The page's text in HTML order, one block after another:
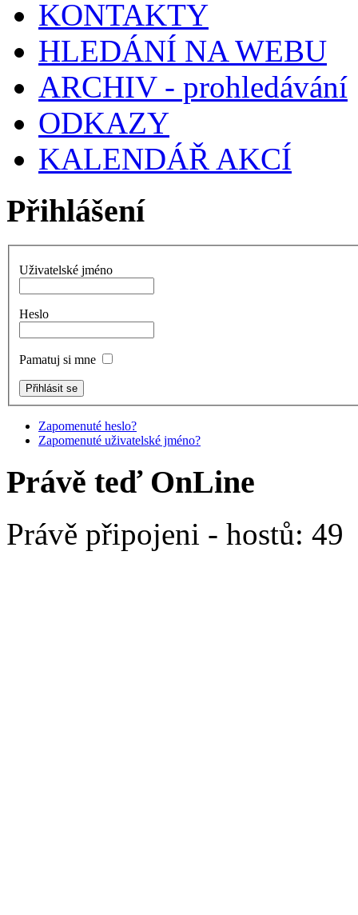
KONTAKTY
HLEDÁNÍ NA WEBU
ARCHIV - prohledávání
ODKAZY
KALENDÁŘ AKCÍ
Přihlášení
Uživatelské jméno
Heslo
Pamatuj si mne
Zapomenuté heslo?
Zapomenuté uživatelské jméno?
Právě teď OnLine
Právě připojeni - hostů: 49